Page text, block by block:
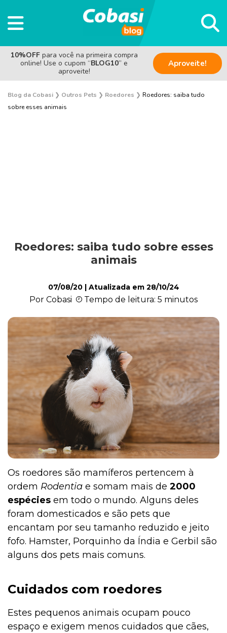
10%OFF para você na primeira compra
online! Use o cupom “BLOG10” e
aproveite!
Aproveite!
Blog da Cobasi ❯ Outros Pets ❯ Roedores ❯ Roedores: saiba tudo
sobre esses animais
Saúde
Roedores
Quiz
Plantas e Flores
Piscina
Pesquisas e Curiosidades Cobasi
Peixes
Notícias
Roedores: saiba tudo sobre esses
animais
07/08/20| Atualizada em 28/10/24
Por Cobasi Tempo de leitura: 5 minutos
Os roedores são mamíferos pertencem à
ordem Rodentia e somam mais de 2000
espécies em todo o mundo. Alguns deles
foram domesticados e são pets que
encantam por seu tamanho reduzido e jeito
fofo. Hamster, Porquinho da Índia e Gerbil são
alguns dos pets mais comuns.
Cuidados com roedores
Estes pequenos animais ocupam pouco
espaço e exigem menos cuidados que cães,